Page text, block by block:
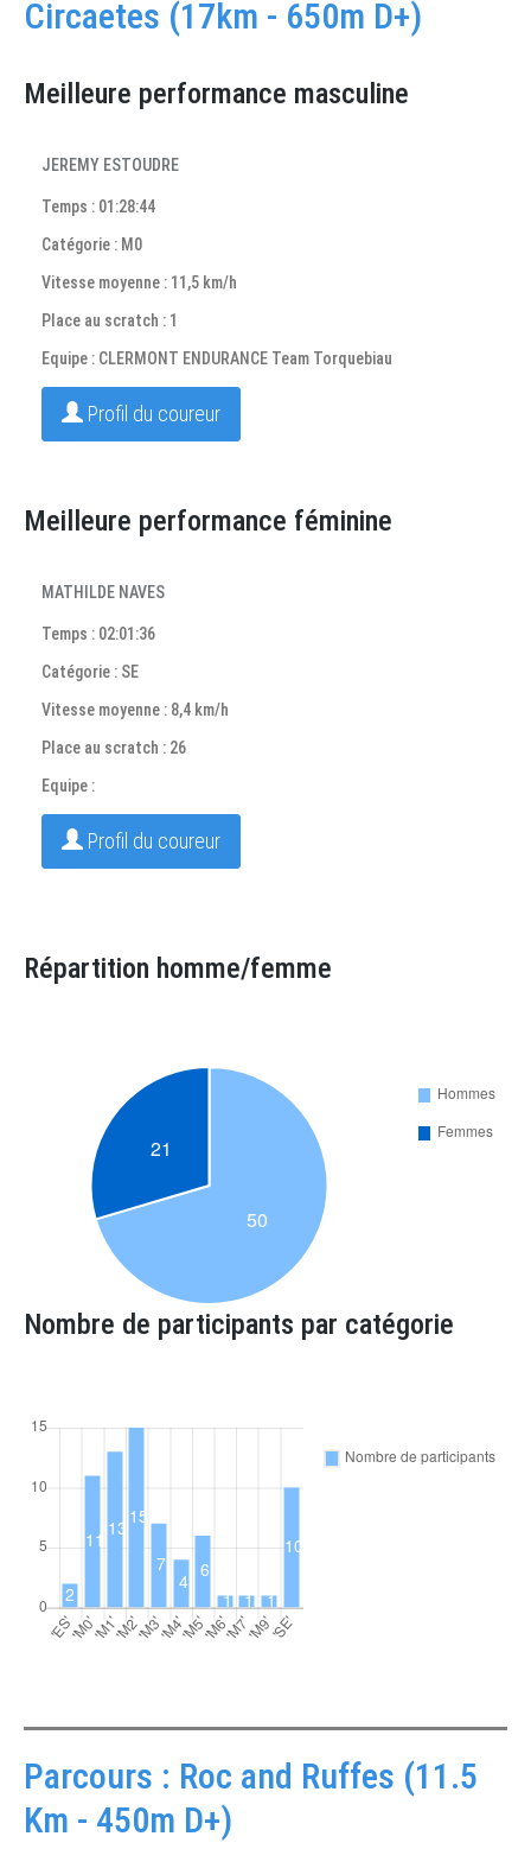
Circaetes (17km - 650m D+)
Meilleure performance masculine
JEREMY ESTOUDRE
Temps : 01:28:44
Catégorie : M0
Vitesse moyenne : 11,5 km/h
Place au scratch : 1
Equipe : CLERMONT ENDURANCE Team Torquebiau
Profil du coureur
Meilleure performance féminine
MATHILDE NAVES
Temps : 02:01:36
Catégorie : SE
Vitesse moyenne : 8,4 km/h
Place au scratch : 26
Equipe :
Profil du coureur
Répartition homme/femme
Nombre de participants par catégorie
Parcours : Roc and Ruffes (11.5
Km - 450m D+)